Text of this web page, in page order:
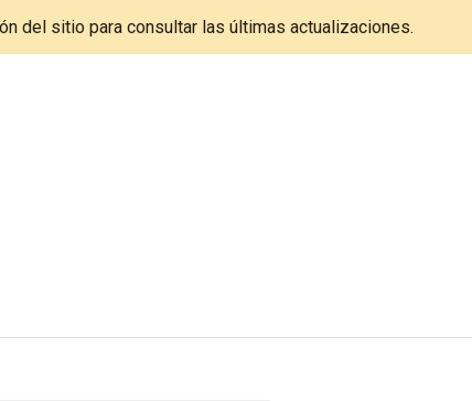
del sitio para consultar las últimas actualizaciones.